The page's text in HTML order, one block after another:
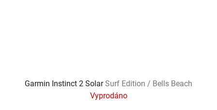
Garmin Instinct 2 SolarSurf Edition / Bells Beach
Vyprodáno